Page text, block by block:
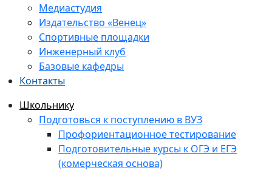
Медиастудия
Издательство «Венец»
Спортивные площадки
Инженерный клуб
Базовые кафедры
Контакты
Школьнику
Подготовься к поступлению в ВУЗ
Профориентационное тестирование
Подготовительные курсы к ОГЭ и ЕГЭ
(комерческая основа)